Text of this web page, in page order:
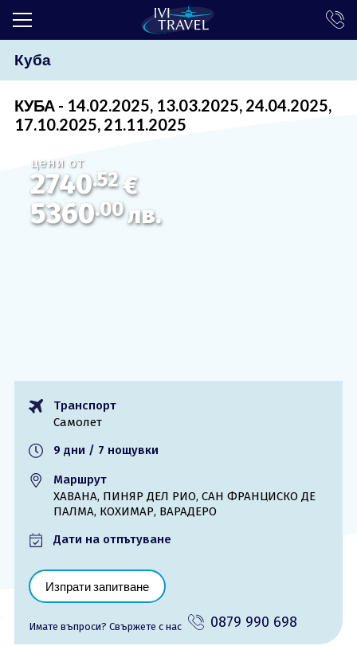
ТОП ОФЕРТИ
ПОЧИВКИ
ЕКСКУРЗИИ
ЕКЗОТИКА
КРУИЗИ
LAST MINUTE
За нас - Ivi Travel
Банкова сметка
Политика за
0879 990 698 Запитване
Куба
КУБА - 14.02.2025, 13.03.2025, 24.04.2025,
17.10.2025, 21.11.2025
цени от
2740.52€
5360.00лв.
Транспорт
Самолет
9 дни / 7 нощувки
Маршрут
ХАВАНА, ПИНЯР ДЕЛ РИО, САН ФРАНЦИСКО ДЕ
ПАЛМА, КОХИМАР, ВАРАДЕРО
Дати на отпътуване
Изпрати запитване
Имате въпроси? Cвържете с нас 0879 990 698